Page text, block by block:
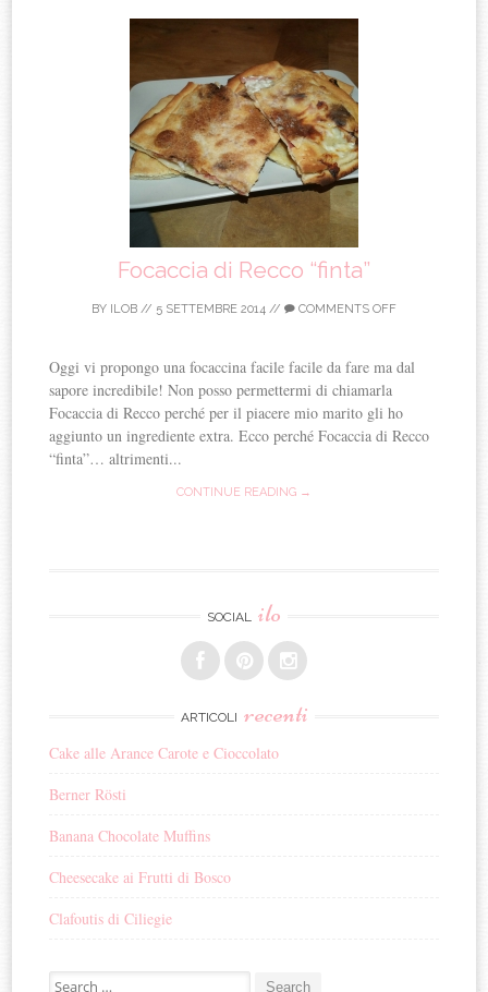
Focaccia di Recco “finta”
BY ILOB // 5 SETTEMBRE 2014 // COMMENTS OFF
Oggi vi propongo una focaccina facile facile da fare ma dal
sapore incredibile! Non posso permettermi di chiamarla
Focaccia di Recco perché per il piacere mio marito gli ho
aggiunto un ingrediente extra. Ecco perché Focaccia di Recco
“finta”… altrimenti...
CONTINUE READING →
SOCIAL ilo
ARTICOLI recenti
Cake alle Arance Carote e Cioccolato
Berner Rösti
Banana Chocolate Muffins
Cheesecake ai Frutti di Bosco
Clafoutis di Ciliegie
Search for: